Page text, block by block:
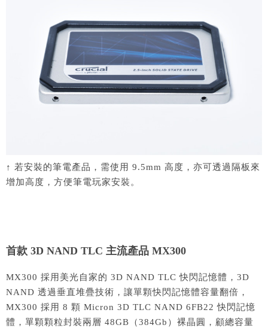
↑ 若安裝的筆電產品，需使用 9.5mm 高度，亦可透過隔板來
增加高度，方便筆電玩家安裝。
首款 3D NAND TLC 主流產品 MX300
MX300 採用美光自家的 3D NAND TLC 快閃記憶體，3D
NAND 透過垂直堆疊技術，讓單顆快閃記憶體容量翻倍，
MX300 採用 8 顆 Micron 3D TLC NAND 6FB22 快閃記憶
體，單顆顆粒封裝兩層 48GB（384Gb）裸晶圓，顧總容量